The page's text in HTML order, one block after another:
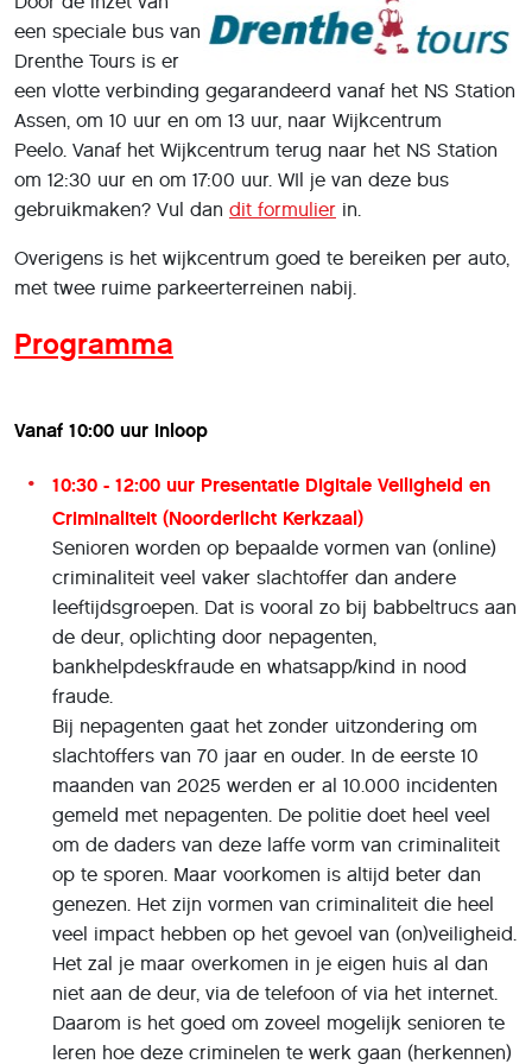
een speciale bus van
Drenthe Tours is er
een vlotte verbinding gegarandeerd vanaf het NS Station
Assen, om 10 uur en om 13 uur, naar Wijkcentrum
Peelo. Vanaf het Wijkcentrum terug naar het NS Station
om 12:30 uur en om 17:00 uur. WIl je van deze bus
gebruikmaken? Vul dan dit formulier in.
Overigens is het wijkcentrum goed te bereiken per auto,
met twee ruime parkeerterreinen nabij.
Programma
Vanaf 10:00 uur inloop
10:30 - 12:00 uur Presentatie Digitale Veiligheid en
Criminaliteit (Noorderlicht Kerkzaal)
Senioren worden op bepaalde vormen van (online)
criminaliteit veel vaker slachtoffer dan andere
leeftijdsgroepen. Dat is vooral zo bij babbeltrucs aan
de deur, oplichting door nepagenten,
bankhelpdeskfraude en whatsapp/kind in nood
fraude.
Bij nepagenten gaat het zonder uitzondering om
slachtoffers van 70 jaar en ouder. In de eerste 10
maanden van 2025 werden er al 10.000 incidenten
gemeld met nepagenten. De politie doet heel veel
om de daders van deze laffe vorm van criminaliteit
op te sporen. Maar voorkomen is altijd beter dan
genezen. Het zijn vormen van criminaliteit die heel
veel impact hebben op het gevoel van (on)veiligheid.
Het zal je maar overkomen in je eigen huis al dan
niet aan de deur, via de telefoon of via het internet.
Daarom is het goed om zoveel mogelijk senioren te
leren hoe deze criminelen te werk gaan (herkennen)